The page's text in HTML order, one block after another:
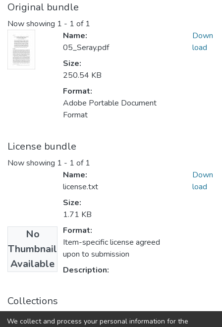
Original bundle
Now showing 1 - 1 of 1
Name:
05_Seray.pdf
Size:
250.54 KB
Format:
Adobe Portable Document
Format
Down
load
License bundle
Now showing 1 - 1 of 1
No
Thumbnail
Available
Name:
license.txt
Size:
1.71 KB
Format:
Item-specific license agreed
upon to submission
Description:
Down
load
Collections
Системні дослідження та інформаційні технології:
We collect and process your personal information for the